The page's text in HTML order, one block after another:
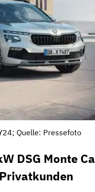
Quelle: Pressefoto
DSG Monte